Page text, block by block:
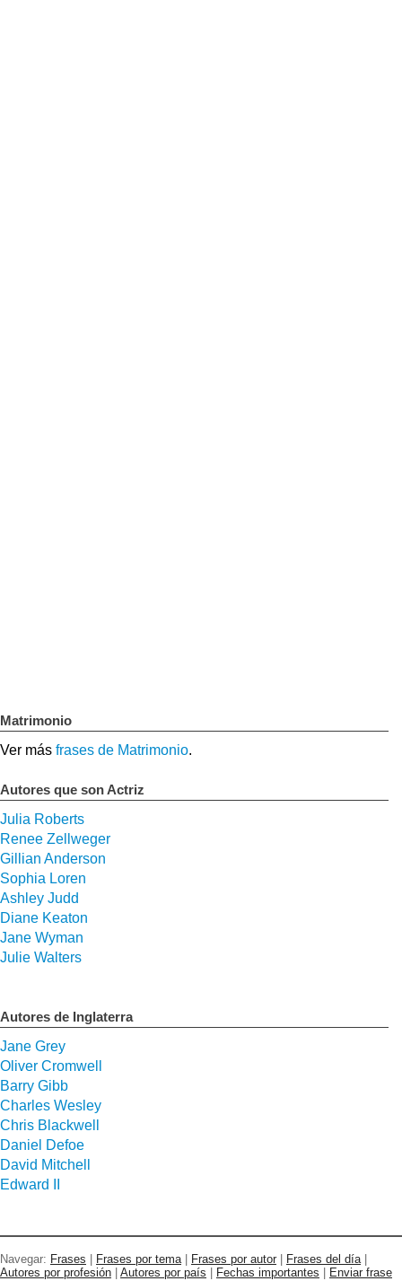
Matrimonio
Ver más frases de Matrimonio.
Autores que son Actriz
Julia Roberts
Renee Zellweger
Gillian Anderson
Sophia Loren
Ashley Judd
Diane Keaton
Jane Wyman
Julie Walters
Autores de Inglaterra
Jane Grey
Oliver Cromwell
Barry Gibb
Charles Wesley
Chris Blackwell
Daniel Defoe
David Mitchell
Edward II
Navegar: Frases Frases por tema| Frases por autor Frases del día|
Autores por profesión
Autores por país Fechas importantes Enviar frase